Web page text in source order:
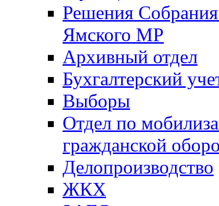
Решения
Ямского МР
Архивный отдел
Бухгалтерский
Выборы
Отдел по
гражданской
Делопроизводство
ЖКХ